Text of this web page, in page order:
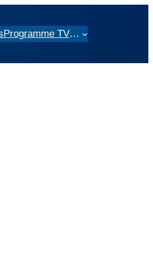
Programme TV…